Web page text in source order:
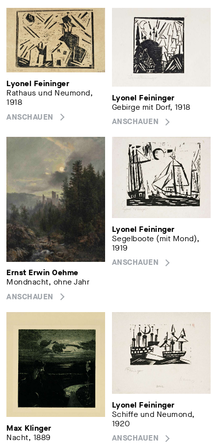
Lyonel Feininger
Rathaus und Neumond,
1918
ANSCHAUEN
Lyonel Feininger
Gebirge mit Dorf, 1918
ANSCHAUEN
Ernst Erwin Oehme
Mondnacht, ohne Jahr
ANSCHAUEN
Lyonel Feininger
Segelboote (mit Mond),
1919
ANSCHAUEN
Max Klinger
Nacht, 1889
Lyonel Feininger
Schiffe und Neumond,
1920
ANSCHAUEN